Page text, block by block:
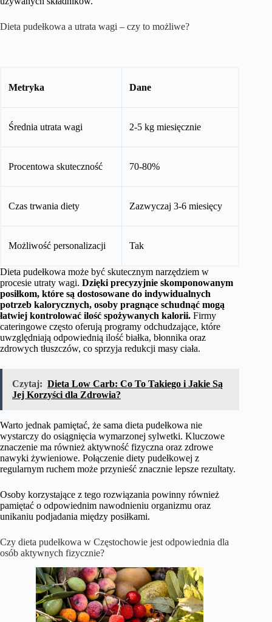
Dieta pudełkowa a utrata wagi – czy to możliwe?
Metryka Dane
Średnia utrata wagi 2-5 kg miesięcznie
Procentowa skuteczność 70-80%
Czas trwania diety Zazwyczaj 3-6 miesięcy
Możliwość personalizacji Tak
Dieta pudełkowa może być skutecznym narzędziem w
procesie utraty wagi. Dzięki precyzyjnie skomponowanym
posiłkom, które są dostosowane do indywidualnych
potrzeb kalorycznych, osoby pragnące schudnąć mogą
łatwiej kontrolować ilość spożywanych kalorii. Firmy
cateringowe często oferują programy odchudzające, które
uwzględniają odpowiednią ilość białka, błonnika oraz
zdrowych tłuszczów, co sprzyja redukcji masy ciała.
Czytaj: Dieta Low Carb: Co To Takiego i Jakie Są
Jej Korzyści dla Zdrowia?
Warto jednak pamiętać, że sama dieta pudełkowa nie
wystarczy do osiągnięcia wymarzonej sylwetki. Kluczowe
znaczenie ma również aktywność fizyczna oraz zdrowe
nawyki żywieniowe. Połączenie diety pudełkowej z
regularnym ruchem może przynieść znacznie lepsze rezultaty.
Osoby korzystające z tego rozwiązania powinny również
pamiętać o odpowiednim nawodnieniu organizmu oraz
unikaniu podjadania między posiłkami.
Czy dieta pudełkowa w Częstochowie jest odpowiednia dla
osób aktywnych fizycznie?